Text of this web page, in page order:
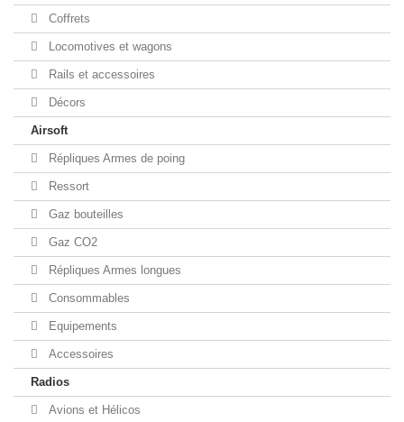
Coffrets
Locomotives et wagons
Rails et accessoires
Décors
Airsoft
Répliques Armes de poing
Ressort
Gaz bouteilles
Gaz CO2
Répliques Armes longues
Consommables
Equipements
Accessoires
Radios
Avions et Hélicos